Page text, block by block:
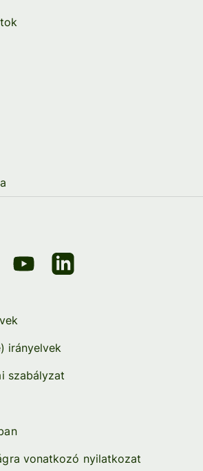
irányelvek
szabályzat
vonatkozó nyilatkozat